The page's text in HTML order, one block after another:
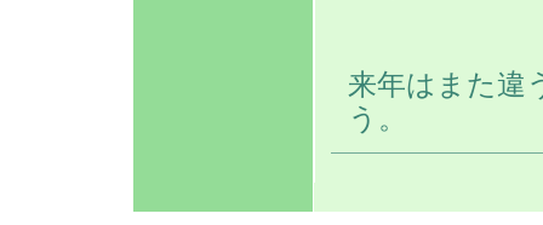
来年はまた違
う。